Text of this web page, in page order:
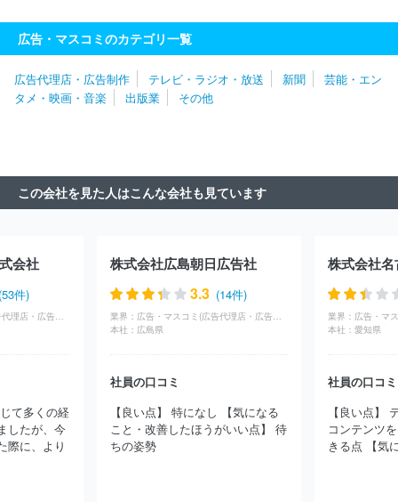
ル・プロジェ
マルキンアド株式会社
株式会社リクルート北関東
マーケティング
株式会社ビーワークス
式会社
有限会社Ｊａ．Ｚｏｏｏ 株式会社アト
株式会社メトロ
アドエージェンシー
株式会社ＴＲＥＥ Ｄｉｇｉｔａｌ Ｓｔｕｄ
式会社太陽企画
株式会社伝創社 株式会社共同企画
株式会社京
急アドエンタープライズ
デジタル・アドバタイジング・コンソーシ
アム株式会社
株式会社フロム・エージャパン
株式会社ライセン
株式会社ティラノ
株式会社ベクトル 株式会社ＲＳＨＤ
総合
地所株式会社
株式会社メディックス 株式会社アドウェイズ
株
式会社ＪＲ東海エージェンシー
株式会社エクスクリエ
アーバン企画
株式会社４７ＣＬＵＢ 株式会社読売ＩＳ
株式会
ニーサイドアップグループ
株式会社八広社 株式会社日宣
エン
式会社トライステージ
株式会社アイデム
株式会社アイレップ
ゲンダイエージェンシー株式会社
トヨタ・コニック・プロ株式会
社
株式会社日本ＳＰセンター
ブランディングテクノロジー株式
広告・マスコミのカテゴリ一覧
広告代理店・広告制作 テレビ・ラジオ・放送 新聞
芸能・エン
タメ・映画・音楽
出版業 その他
この会社を見た人はこんな会社も見ています
会社
件)
て多くの経
したが、今
際に、より
株式会社広島朝日広告社
3.3 (14件)
業界：
本社： 広島県
社員の口コミ
【良い点】 特になし 【気になる
こと・改善したほうがいい点】 待
ちの姿勢
株式会社
業界：
本社： 愛知県
社員の口コミ
【良い点】
コンテンツ
きる点 【気